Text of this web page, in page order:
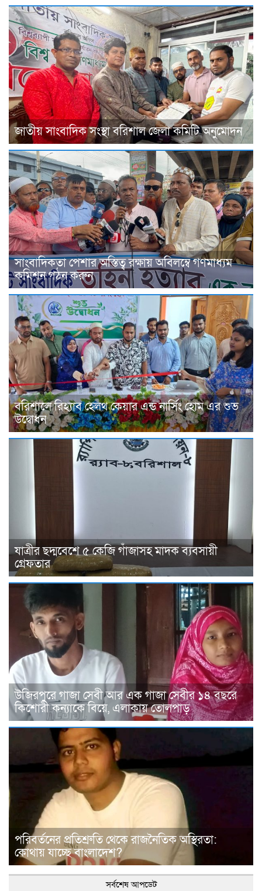
জাতীয় সাংবাদিক সংস্থা বরিশাল জেলা কমিটি অনুমোদন
সাংবাদিকতা পেশার অস্তিত্ব রক্ষায় অবিলম্বে গণমাধ্যম
কমিশন গঠন করুন
বরিশালে রিহ্যাব হেলথ কেয়ার এন্ড নার্সিং হোম এর শুভ
উদ্বোধন
যাত্রীর ছদ্মবেশে ৫ কেজি গাঁজাসহ মাদক ব্যবসায়ী
গ্রেফতার
উজিরপুরে গাজা সেবী আর এক গাজা সেবীর ১৪ বছরে
কিশোরী কন্যাকে বিয়ে, এলাকায় তোলপাড়
পরিবর্তনের প্রতিশ্রুতি থেকে রাজনৈতিক অস্থিরতা:
কোথায় যাচ্ছে বাংলাদেশ?
সর্বশেষ আপডেট